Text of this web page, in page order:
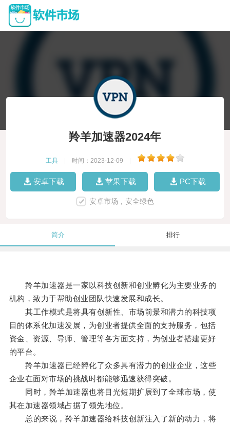
羚羊加速器2024年
工具 时间：2023-12-09
安卓下载 苹果下载 PC下载
安卓市场，安全绿色
简介 排行
羚羊加速器是一家以科技创新和创业孵化为主要业务的
机构，致力于帮助创业团队快速发展和成长。
其工作模式是将具有创新性、市场前景和潜力的科技项
目的体系化加速发展，为创业者提供全面的支持服务，包括
资金、资源、导师、管理等各方面支持，为创业者搭建更好
的平台。
羚羊加速器已经孵化了众多具有潜力的创业企业，这些
企业在面对市场的挑战时都能够迅速获得突破。
同时，羚羊加速器也将目光短期扩展到了全球市场，使
其在加速器领域占据了领先地位。
总的来说，羚羊加速器给科技创新注入了新的动力，将